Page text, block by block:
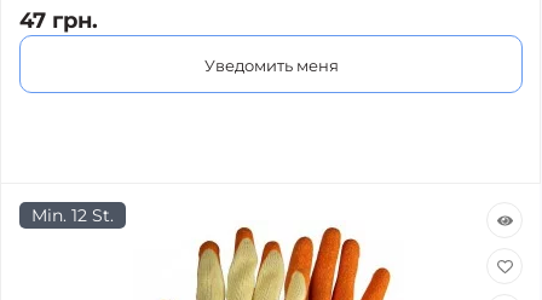
47 грн.
Уведомить меня
Min. 12 St.